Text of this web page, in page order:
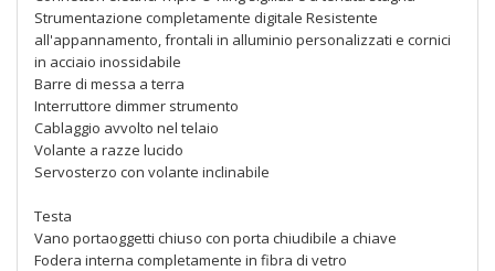
Strumentazione completamente digitale Resistente
all'appannamento, frontali in alluminio personalizzati e cornici
in acciaio inossidabile
Barre di messa a terra
Interruttore dimmer strumento
Cablaggio avvolto nel telaio
Volante a razze lucido
Servosterzo con volante inclinabile
Testa
Vano portaoggetti chiuso con porta chiudibile a chiave
Fodera interna completamente in fibra di vetro